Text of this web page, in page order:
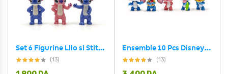
Set 6 Figurine Lilo si Stitch
(13)
Ensemble 10 Pcs Disney-Figurines Stitch en PVC
(13)